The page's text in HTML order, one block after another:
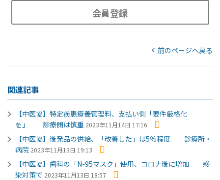
会員登録
前のページへ戻る
関連記事
【中医協】特定疾患療養管理料、支払い側「要件厳格化
を」 診療側は慎重 2023年11月14日 17:16
【中医協】後発品の供給、「改善した」は5％程度 診療所・
病院 2023年11月13日 19:13
【中医協】歯科の「N-95マスク」使用、コロナ後に増加 感
染対策で 2023年11月13日 18:57